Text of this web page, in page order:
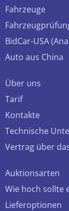
Fahrzeuge
BidCar-USA
Auto aus China
Über uns
Tarif
Kontakte
Technische
Vertrag über
Auktionsarten
Wie hoch sollte
Lieferoptionen